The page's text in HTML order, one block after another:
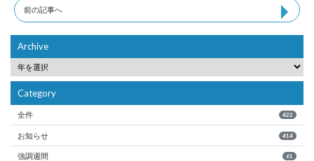
前の記事へ
Archive
Category
全件 422
お知らせ 414
強調週間 61